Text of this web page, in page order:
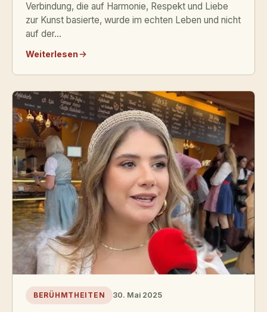
Verbindung, die auf Harmonie, Respekt und Liebe
zur Kunst basierte, wurde im echten Leben und nicht
auf der...
Weiterlesen
BERÜHMTHEITEN 30. Mai 2025